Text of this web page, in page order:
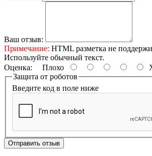
Ваш отзыв:
Примечание: HTML разметка не
Используйте обычный текст.
Оценка: Плохо
Защита от роботов
Введите код в поле ниже
Отправить отзыв